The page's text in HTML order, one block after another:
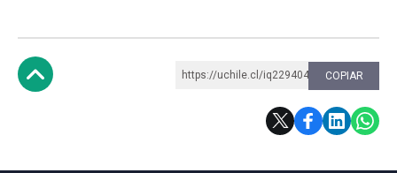
https://uchile.cl/iq229404 COPIAR